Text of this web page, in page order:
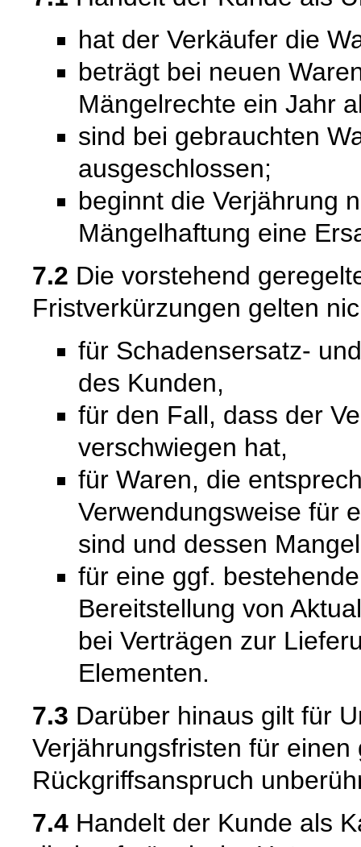
hat der Verkäufer die
beträgt bei neuen
Mängelrechte ein Jahr
sind bei gebrauchten
ausgeschlossen;
beginnt die Verjährung
Mängelhaftung eine
7.2 Die vorstehend
Fristverkürzungen gelten
für Schadensersatz-
des Kunden,
für den Fall, dass der
verschwiegen hat,
für Waren, die
Verwendungsweise für
sind und dessen
für eine ggf.
Bereitstellung von
bei Verträgen zur
Elementen.
7.3 Darüber hinaus gilt für
Verjährungsfristen für
Rückgriffsanspruch
7.4 Handelt der Kunde als